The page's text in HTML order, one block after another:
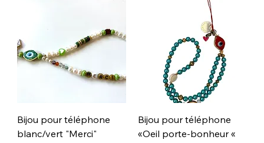
Bijou pour téléphone
blanc/vert "Merci"
Bijou pour téléphone
«Oeil porte-bonheur «